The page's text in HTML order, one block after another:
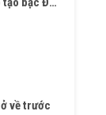
về trước